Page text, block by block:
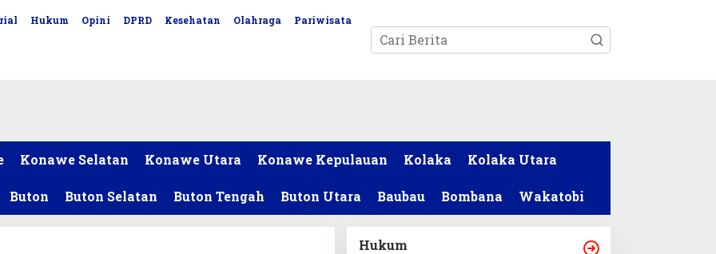
Hukum Opini DPRD Kesehatan Olahraga Pariwisata
Konawe Selatan Konawe Utara Konawe Kepulauan Kolaka Kolaka Utara
Buton Buton Selatan Buton Tengah Buton Utara Baubau Bombana Wakatobi
Hukum